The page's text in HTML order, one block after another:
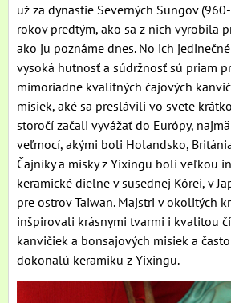
už za dynastie Severných Sungov
rokov predtým, ako sa z nich vyrobila
ako ju poznáme dnes. No ich
vysoká hutnosť a súdržnosť sú priam
mimoriadne kvalitných čajových
misiek, aké sa preslávili vo svete
storočí začali vyvážať do Európy,
veľmocí, akými boli Holandsko,
Čajníky a misky z Yixingu boli veľkou
keramické dielne v susednej Kórei, v
pre ostrov Taiwan. Majstri v okolitých
inšpirovali krásnymi tvarmi i kvalitou
kanvičiek a bonsajových misiek a
dokonalú keramiku z Yixingu.